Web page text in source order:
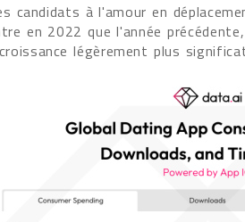
candidats à l'amour en
en 2022 que l'année
légèrement plus